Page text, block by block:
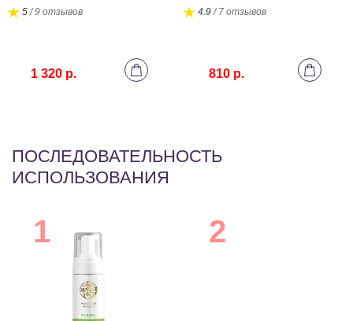
5/ 9 отзывов
1 320 р.
4.9/ 7 отзывов
810 р.
ПОСЛЕДОВАТЕЛЬНОСТЬ
ИСПОЛЬЗОВАНИЯ